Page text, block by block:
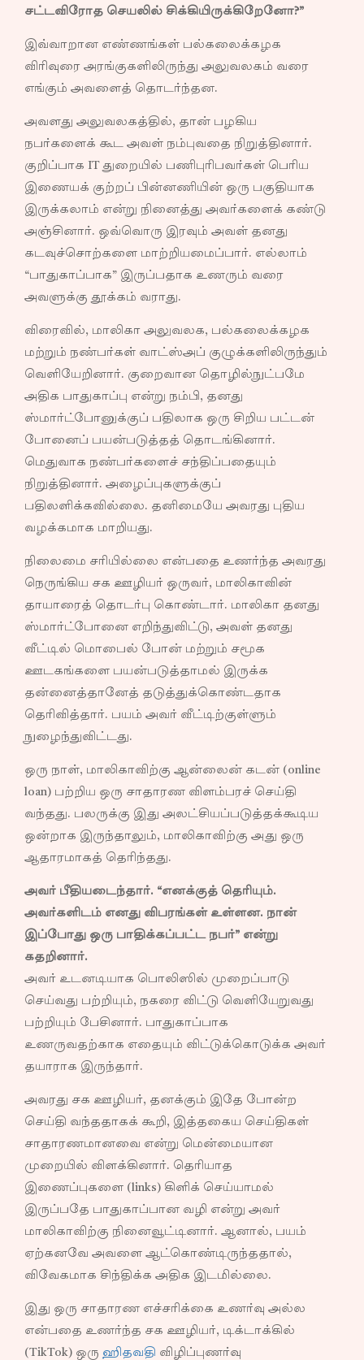
சட்டவிரோத செயலில் சிக்கியிருக்கிறேனோ?”
இவ்வாறான எண்ணங்கள் பல்கலைக்கழக
விரிவுரை அரங்குகளிலிருந்து அலுவலகம் வரை
எங்கும் அவளைத் தொடர்ந்தன.
அவளது அலுவலகத்தில், தான் பழகிய
நபர்களைக் கூட அவள் நம்புவதை நிறுத்தினார்.
குறிப்பாக IT துறையில் பணிபுரிபவர்கள் பெரிய
இணையக் குற்றப் பின்னணியின் ஒரு பகுதியாக
இருக்கலாம் என்று நினைத்து அவர்களைக் கண்டு
அஞ்சினார். ஒவ்வொரு இரவும் அவள் தனது
கடவுச்சொற்களை மாற்றியமைப்பார். எல்லாம்
“பாதுகாப்பாக” இருப்பதாக உணரும் வரை
அவளுக்கு தூக்கம் வராது.
விரைவில், மாலிகா அலுவலக, பல்கலைக்கழக
மற்றும் நண்பர்கள் வாட்ஸ்அப் குழுக்களிலிருந்தும்
வெளியேறினார். குறைவான தொழில்நுட்பமே
அதிக பாதுகாப்பு என்று நம்பி, தனது
ஸ்மார்ட்போனுக்குப் பதிலாக ஒரு சிறிய பட்டன்
போனைப் பயன்படுத்தத் தொடங்கினார்.
மெதுவாக நண்பர்களைச் சந்திப்பதையும்
நிறுத்தினார். அழைப்புகளுக்குப்
பதிலளிக்கவில்லை. தனிமையே அவரது புதிய
வழக்கமாக மாறியது.
நிலைமை சரியில்லை என்பதை உணர்ந்த அவரது
நெருங்கிய சக ஊழியர் ஒருவர், மாலிகாவின்
தாயாரைத் தொடர்பு கொண்டார். மாலிகா தனது
ஸ்மார்ட்போனை எறிந்துவிட்டு, அவள் தனது
வீட்டில் மொபைல் போன் மற்றும் சமூக
ஊடகங்களை பயன்படுத்தாமல் இருக்க
தன்னைத்தானேத் தடுத்துக்கொண்டதாக
தெரிவித்தார். பயம் அவர் வீட்டிற்குள்ளும்
நுழைந்துவிட்டது.
ஒரு நாள், மாலிகாவிற்கு ஆன்லைன் கடன் (online
loan) பற்றிய ஒரு சாதாரண விளம்பரச் செய்தி
வந்தது. பலருக்கு இது அலட்சியப்படுத்தக்கூடிய
ஒன்றாக இருந்தாலும், மாலிகாவிற்கு அது ஒரு
ஆதாரமாகத் தெரிந்தது.
அவர் பீதியடைந்தார். “எனக்குத் தெரியும்.
அவர்களிடம் எனது விபரங்கள் உள்ளன. நான்
இப்போது ஒரு பாதிக்கப்பட்ட நபர்” என்று
கதறினார்.
அவர் உடனடியாக பொலிஸில் முறைப்பாடு
செய்வது பற்றியும், நகரை விட்டு வெளியேறுவது
பற்றியும் பேசினார். பாதுகாப்பாக
உணருவதற்காக எதையும் விட்டுக்கொடுக்க அவர்
தயாராக இருந்தார்.
அவரது சக ஊழியர், தனக்கும் இதே போன்ற
செய்தி வந்ததாகக் கூறி, இத்தகைய செய்திகள்
சாதாரணமானவை என்று மென்மையான
முறையில் விளக்கினார். தெரியாத
இணைப்புகளை (links) கிளிக் செய்யாமல்
இருப்பதே பாதுகாப்பான வழி என்று அவர்
மாலிகாவிற்கு நினைவூட்டினார். ஆனால், பயம்
ஏற்கனவே அவளை ஆட்கொண்டிருந்ததால்,
விவேகமாக சிந்திக்க அதிக இடமில்லை.
இது ஒரு சாதாரண எச்சரிக்கை உணர்வு அல்ல
என்பதை உணர்ந்த சக ஊழியர், டிக்டாக்கில்
(TikTok) ஒரு ஹிதவதி விழிப்புணர்வு